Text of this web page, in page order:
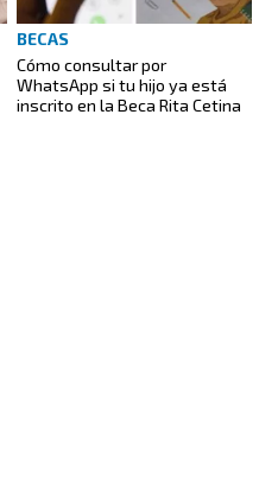
BECAS
Cómo consultar por
WhatsApp si tu hijo ya está
inscrito en la Beca Rita Cetina